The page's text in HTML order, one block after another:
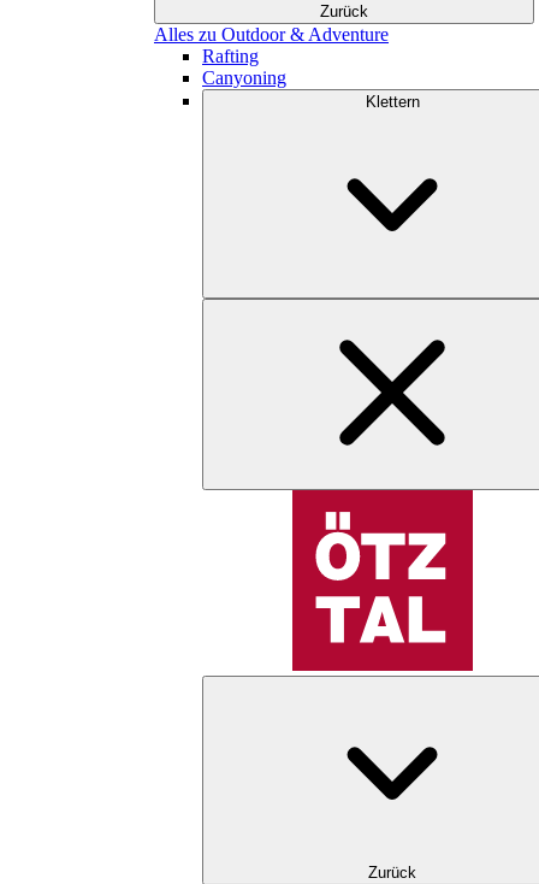
Zurück
Alles zu Outdoor & Adventure
Rafting
Canyoning
Klettern
Zurück